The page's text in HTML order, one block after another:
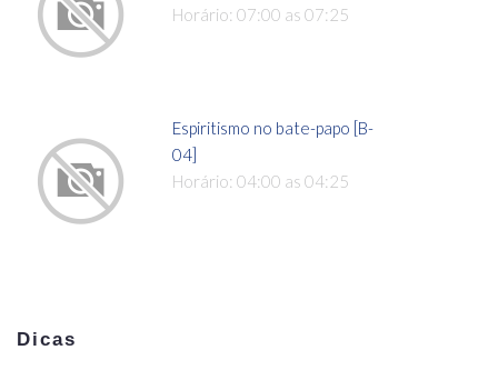
Horário: 07:00 as 07:25
Espiritismo no bate-papo [B-
04]
Horário: 04:00 as 04:25
Dicas